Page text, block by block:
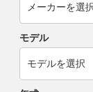
モデル